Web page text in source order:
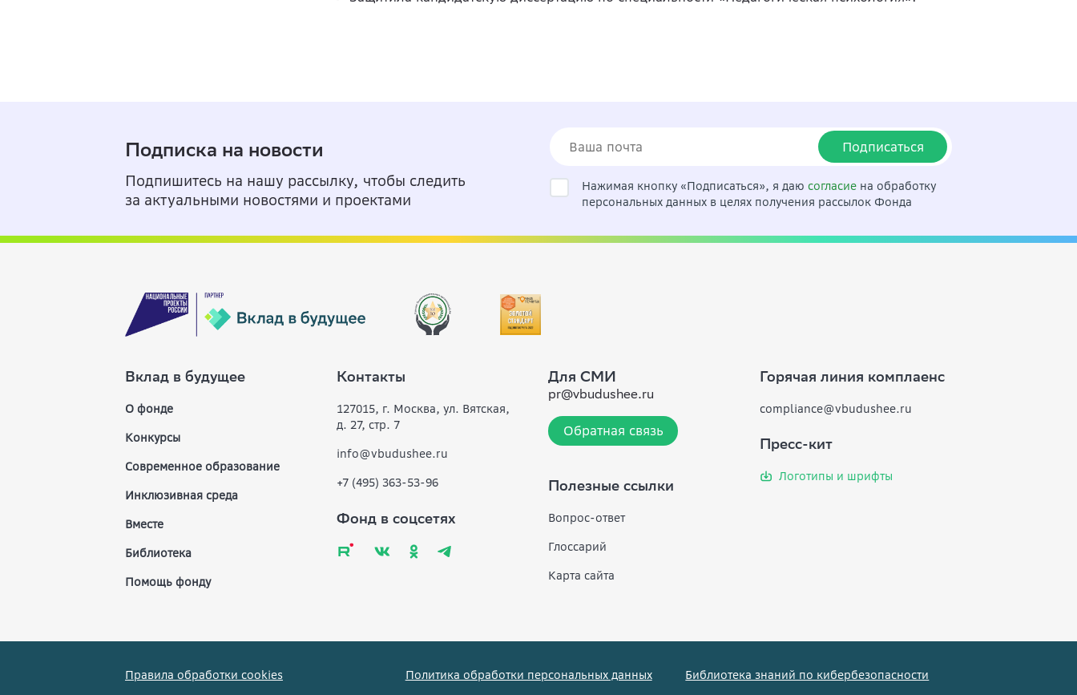
Подписка на новости
Подпишитесь на нашу рассылку, чтобы следить
за актуальными новостями и проектами
Подписаться
Нажимая кнопку «Подписаться», я даю согласие на обработку
персональных данных в целях получения рассылок Фонда
Вклад в будущее
О фонде
Конкурсы
Современное образование
Инклюзивная среда
Вместе
Библиотека
Помощь фонду
Контакты
127015, г. Москва, ул. Вятская,
д. 27, стр. 7
info@vbudushee.ru
+7 (495) 363-53-96
Фонд в соцсетях
Для СМИ
pr@vbudushee.ru
Обратная связь
Полезные ссылки
Вопрос-ответ
Глоссарий
Карта сайта
Горячая линия комплаенс
compliance@vbudushee.ru
Пресс-кит
Логотипы и шрифты
Правила обработки cookies Политика обработки персональных данных Библиотека знаний по кибербезопасности